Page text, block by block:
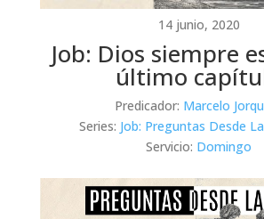
14 junio, 2020
Job: Dios siempre
último
Predicador: Marcelo
Series: Job: Preguntas Desde
Servicio: Domingo